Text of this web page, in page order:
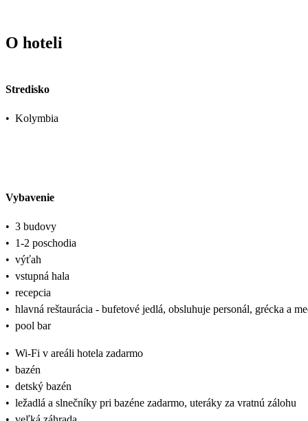
O hoteli
Stredisko
• Kolymbia
Vybavenie
• 3 budovy
• 1-2 poschodia
• výťah
• vstupná hala
• recepcia
• hlavná reštaurácia - bufetové jedlá, obsluhuje personál, grécka a
• pool bar
• Wi-Fi v areáli hotela zadarmo
• bazén
• detský bazén
• ležadlá a slnečníky pri bazéne zadarmo, uteráky za vratnú zálohu